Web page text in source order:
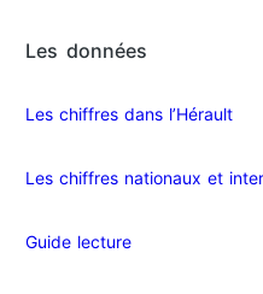
Les données
Les chiffres dans l’Hérault​
Les chiffres nationaux et
Guide lecture